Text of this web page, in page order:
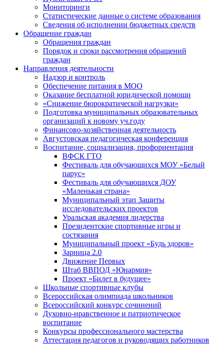
Мониторинги
Статистические данные о системе образования
Сведения об исполнении бюджетных средств
Обращение граждан
Обращения граждан
Порядок и сроки рассмотрения обращений
граждан
Направления деятельности
Надзор и контроль
Обеспечение питания в МОО
Оказание бесплатной юридической помощи
«Снижение бюрократической нагрузки»
Подготовка муниципальных образовательных
организаций к новому уч.году
Финансово-хозяйственная деятельность
Августовская педагогическая конференция
Воспитание, социализация, профориентация
ВФСК ГТО
Фестиваль для обучающихся МОУ «Белый
парус»
Фестиваль для обучающихся ДОУ
«Маленькая страна»
Муниципальный этап Защиты
исследовательских проектов
Уральская академия лидерства
Президентские спортивные игры и
состязания
Муниципальный проект «Будь здоров»
Зарница 2.0
Движение Первых
Штаб ВВПОД «Юнармия»
Проект «Билет в будущее»
Школьные спортивные клубы
Всероссийская олимпиада школьников
Всероссийский конкурс сочинений
Духовно-нравственное и патриотическое
воспитание
Конкурсы профессионального мастерства
Аттестация педагогов и руководящих работников